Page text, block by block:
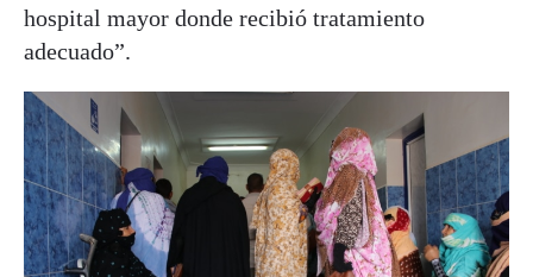
hospital mayor donde recibió tratamiento
adecuado”.